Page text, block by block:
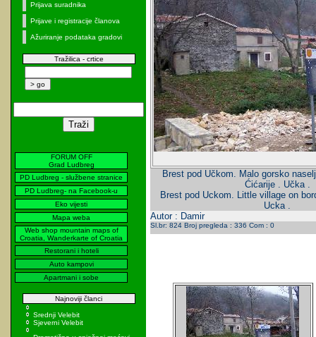
Prijava suradnika
Prijave i registracije članova
Ažuriranje podataka gradovi
Tražilica - crtice
FORUM OFF
Grad Ludbreg
PD Ludbreg - službene stranice
PD Ludbreg- na Facebook-u
Eko vijesti
Mapa weba
Web shop mountain maps of
Croatia, Wanderkarte of Croatia
Restorani i hoteli
Auto kampovi
Apartmani i sobe
Najnoviji članci
Srednji Velebit
Sjeverni Velebit
Brest pod Učkom. Malo gorsko
Ćićarije . Učka .
Brest pod Uckom. Little village on
Ucka .
Autor : Damir
Sl.br: 824 Broj pregleda : 336 Com : 0